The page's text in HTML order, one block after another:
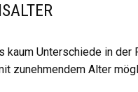
Unterschiede in der
zunehmendem Alter